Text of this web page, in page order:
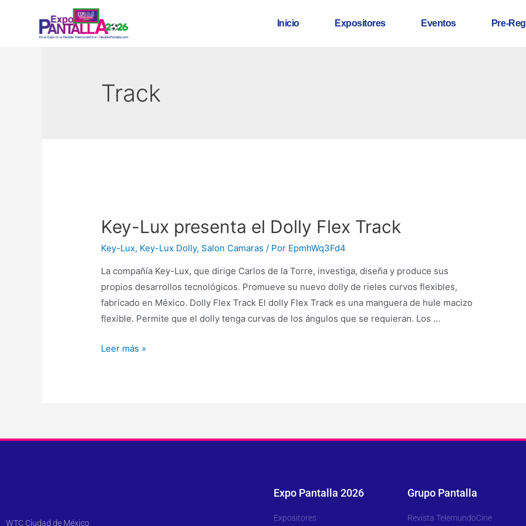
Inicio Expositores Eventos Pre-
Track
Key-Lux presenta el Dolly Flex Track
Key-Lux, Key-Lux Dolly, Salon Camaras / Por EpmhWq3Fd4
La compañía Key-Lux, que dirige Carlos de la Torre, investiga, diseña y produce sus
propios desarrollos tecnológicos. Promueve su nuevo dolly de rieles curvos flexibles,
fabricado en México. Dolly Flex Track El dolly Flex Track es una manguera de hule macizo
flexible. Permite que el dolly tenga curvas de los ángulos que se requieran. Los …
Leer más »
WTC Ciudad de México
Expo Pantalla 2026
Expositores
Grupo Pantalla
Revista TelemundoCine